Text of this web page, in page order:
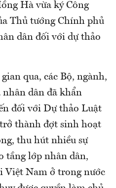
Hà vừa ký Công
Thủ tướng Chính phủ
dân đối với dự thảo
qua, các Bộ, ngành,
nhân dân đã khẩn
đối với Dự thảo Luật
thành đợt sinh hoạt
thu hút nhiều sự
tầng lớp nhân dân,
Việt Nam ở trong nước